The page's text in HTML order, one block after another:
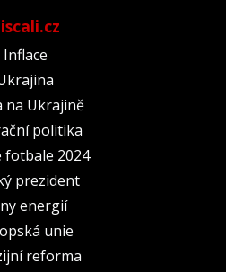
Inflace
na Ukrajině
politika
fotbale 2024
prezident
energií
unie
reforma